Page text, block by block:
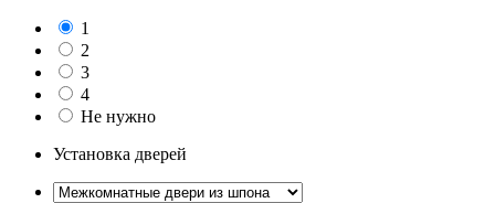
1
2
3
4
Не нужно
Установка дверей